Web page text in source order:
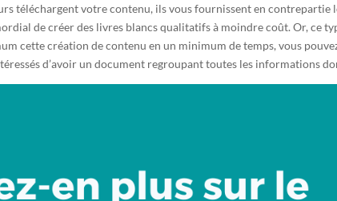
téléchargent votre contenu, ils vous fournissent en contrepartie
de créer des livres blancs qualitatifs à moindre coût. Or, ce
cette création de contenu en un minimum de temps, vous
d’avoir un document regroupant toutes les informations